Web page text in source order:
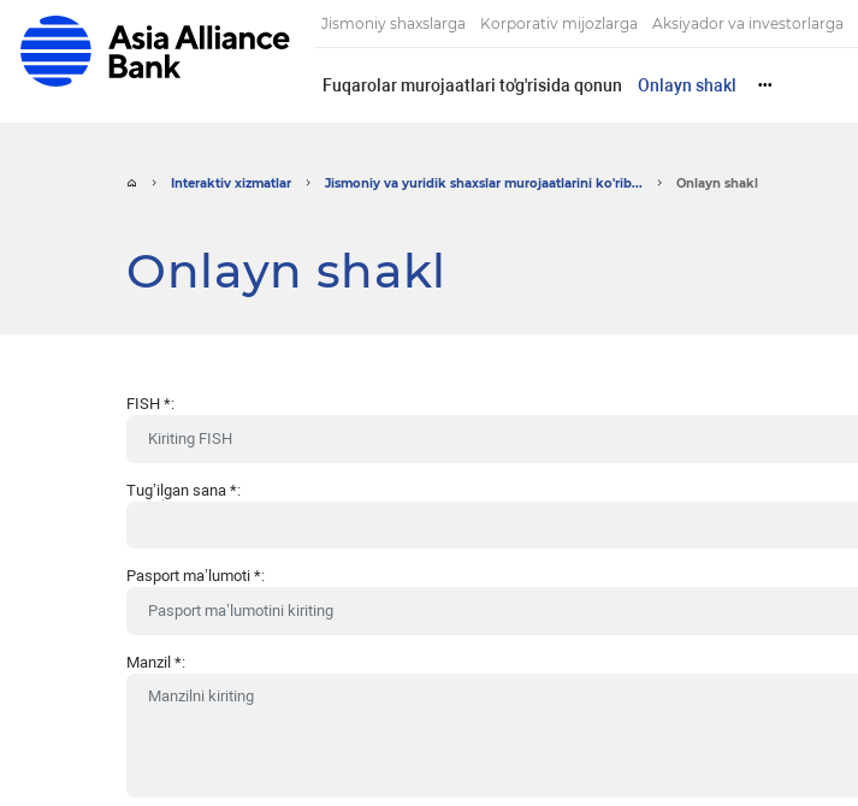
Jismoniy shaxslarga Korporativ mijozlarga Aksiyador va investorlarga
Fuqarolar murojaatlari to'g'risida qonun Onlayn shakl •••
Interaktiv xizmatlar Jismoniy va yuridik shaxslar murojaatlarini ko'rib... Onlayn shakl
Onlayn shakl
FISH *:
Tug’ilgan sana *:
Pasport ma’lumoti *:
Manzil *: